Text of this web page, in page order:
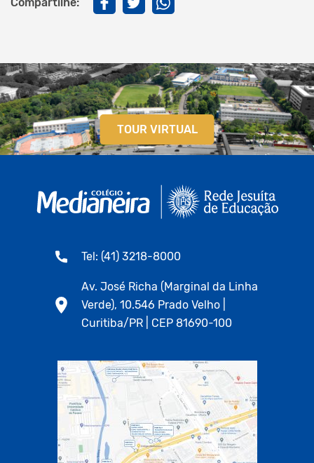
Compartilhe:
TOUR VIRTUAL
Tel: (41) 3218-8000
Av. José Richa (Marginal da Linha
Verde), 10.546 Prado Velho |
Curitiba/PR | CEP 81690-100